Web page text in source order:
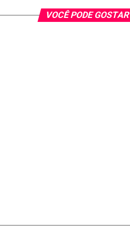
VOCÊ PODE GOSTAR